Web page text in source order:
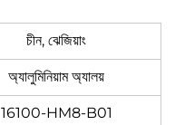
চীন, ঝেজিয়াং
অ্যালুমিনিয়াম অ্যালয়
16100-HM8-B01